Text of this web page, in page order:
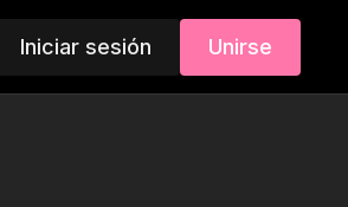
Iniciar sesión Unirse